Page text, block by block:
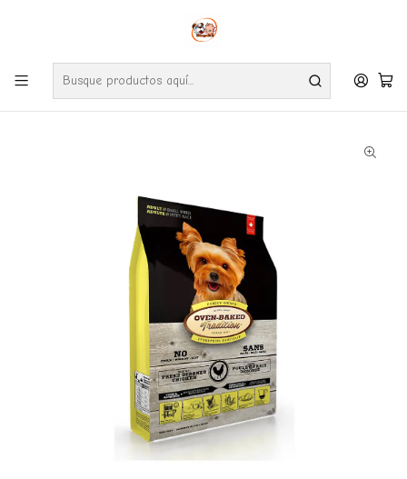
Envíos gratuitos por compras desde $24.990 en la RM (Comunas informadas
Ve nuestras zonas de cobertura diaria.
Inicio Perros Alimentos Oven Baked Mini Adulto Pollo 5.67 Kg